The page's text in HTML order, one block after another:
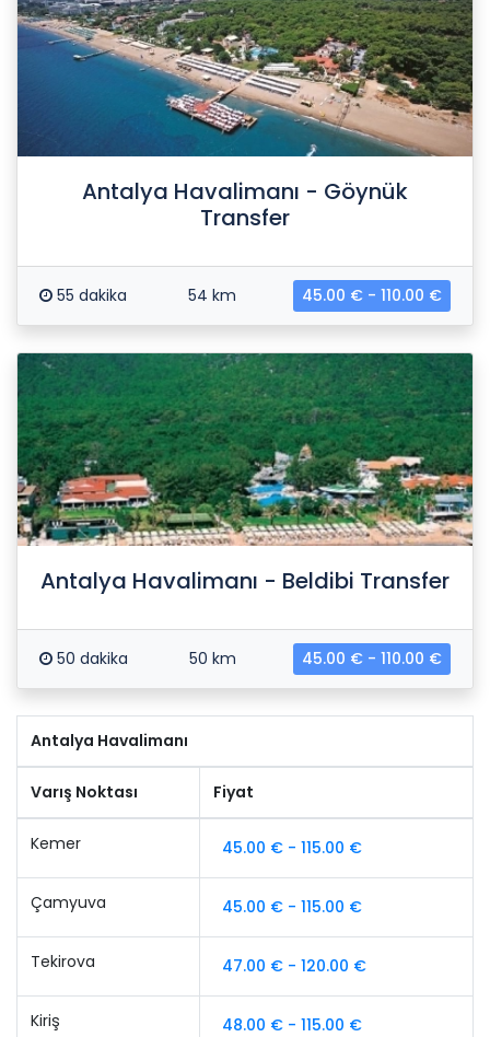
Antalya Havalimanı - Göynük
Transfer
55 dakika 54 km 45.00 € - 110.00 €
Antalya Havalimanı - Beldibi Transfer
50 dakika 50 km 45.00 € - 110.00 €
Antalya Havalimanı
Varış Noktası Fiyat
Kemer 45.00 € - 115.00 €
Çamyuva 45.00 € - 115.00 €
Tekirova 47.00 € - 120.00 €
Kiriş 48.00 € - 115.00 €